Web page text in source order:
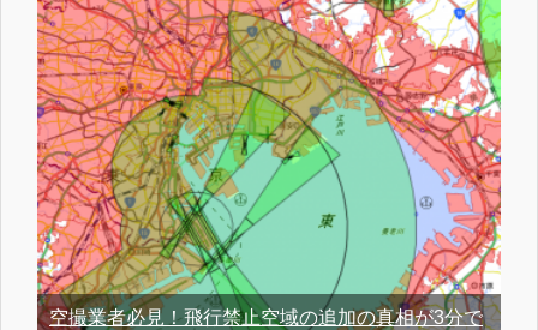
空撮業者必見！飛行禁止空域の追加の真相が3分で